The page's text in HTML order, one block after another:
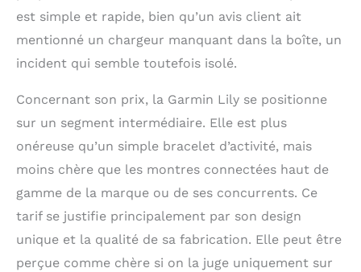
est simple et rapide, bien qu’un avis client ait
mentionné un chargeur manquant dans la boîte, un
incident qui semble toutefois isolé.
Concernant son prix, la Garmin Lily se positionne
sur un segment intermédiaire. Elle est plus
onéreuse qu’un simple bracelet d’activité, mais
moins chère que les montres connectées haut de
gamme de la marque ou de ses concurrents. Ce
tarif se justifie principalement par son design
unique et la qualité de sa fabrication. Elle peut être
perçue comme chère si on la juge uniquement sur